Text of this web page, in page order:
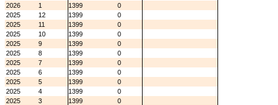
2026
1 1399
0
2025
12 1399
0
2025
11 1399
0
2025
10 1399
0
2025
9 1399
0
2025
8 1399
0
2025
7 1399
0
2025
6 1399
0
2025
5 1399
0
2025
4 1399
0
2025
3 1399
0